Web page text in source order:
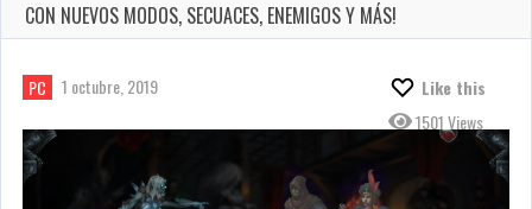
CON NUEVOS MODOS, SECUACES, ENEMIGOS Y MÁS!
PC 1 octubre, 2019
Like this
1501 Views